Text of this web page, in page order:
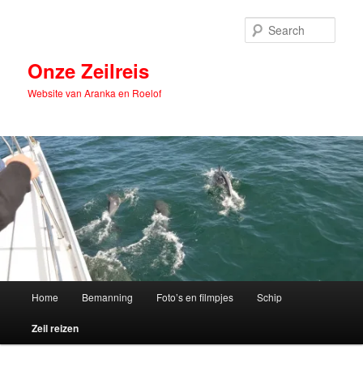
Onze Zeilreis
Website van Aranka en Roelof
Home Bemanning Foto’s en filmpjes Schip
Zeil reizen